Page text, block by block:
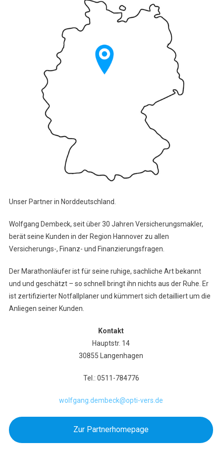
Unser Partner in Norddeutschland.
Wolfgang Dembeck, seit über 30 Jahren Versicherungsmakler,
berät seine Kunden in der Region Hannover zu allen
Versicherungs-, Finanz- und Finanzierungsfragen.
Der Marathonläufer ist für seine ruhige, sachliche Art bekannt
und und geschätzt – so schnell bringt ihn nichts aus der Ruhe. Er
ist zertifizierter Notfallplaner und kümmert sich detailliert um die
Anliegen seiner Kunden.
Kontakt
Hauptstr. 14
30855 Langenhagen
Tel.: 0511-784776
wolfgang.dembeck@opti-vers.de
Zur Partnerhomepage